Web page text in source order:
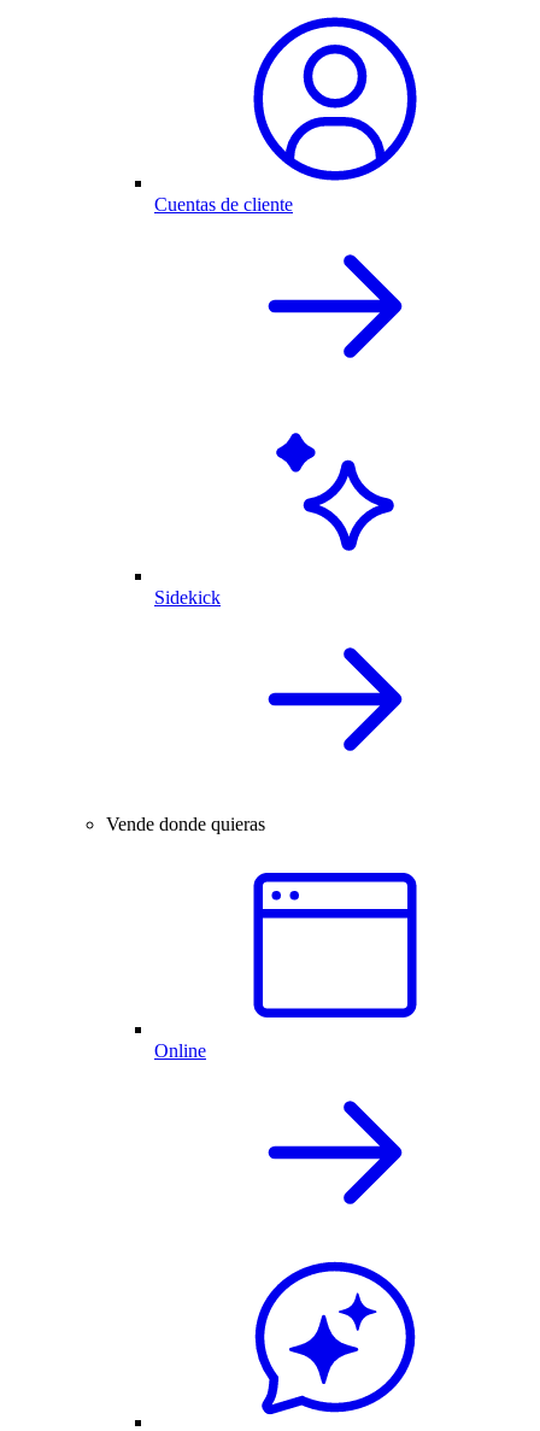
Cuentas de cliente
Sidekick
Vende donde quieras
Online